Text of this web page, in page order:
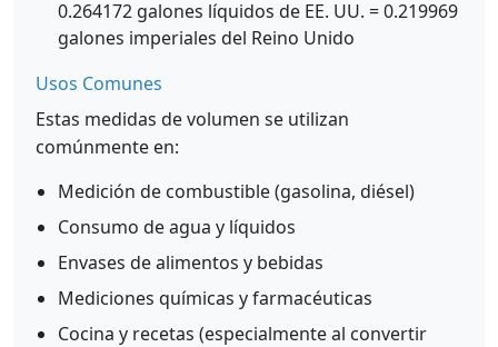
0.264172 galones líquidos de EE. UU. = 0.219969
galones imperiales del Reino Unido
Usos Comunes
Estas medidas de volumen se utilizan
comúnmente en:
Medición de combustible (gasolina, diésel)
Consumo de agua y líquidos
Envases de alimentos y bebidas
Mediciones químicas y farmacéuticas
Cocina y recetas (especialmente al convertir